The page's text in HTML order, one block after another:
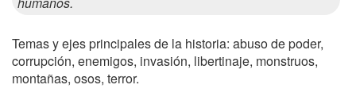
Temas y ejes principales de la historia: abuso de poder,
corrupción, enemigos, invasión, libertinaje, monstruos,
montañas, osos, terror.